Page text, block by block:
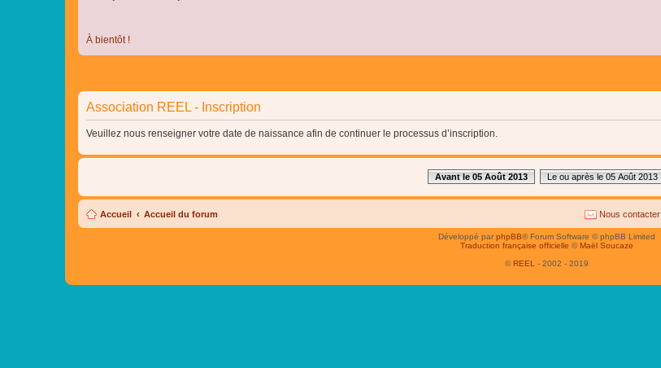
À bientôt !
Association REEL - Inscription
Veuillez nous renseigner votre date de naissance afin de continuer le processus d’inscription.
Avant le 05 Août 2013 Le ou après le 05 Août 2013
Accueil Accueil du forum Nous contacter
Développé parphpBB® Forum Software © phpBB Limited
Traduction française officielle © Maël Soucaze
© REEL - 2002 - 2019